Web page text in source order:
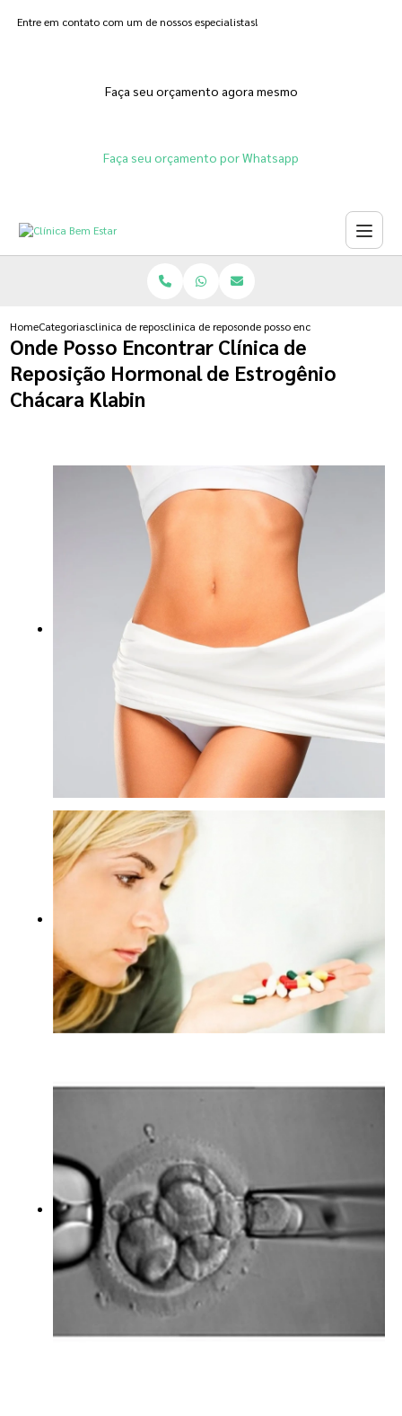
Entre em contato com um de nossos especialistas!
Faça seu orçamento agora mesmo
Faça seu orçamento por Whatsapp
HomeCategoriasclinica de reposicao hormonalclinica de reposicao hormonal adesivo
onde posso encontrar clinica de
Onde Posso Encontrar Clínica de
Reposição Hormonal de Estrogênio
Chácara Klabin